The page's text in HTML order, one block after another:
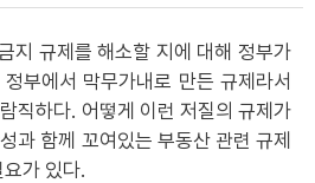
지 규제를 해소할 지에 대해 정부가
부에서 막무가내로 만든 규제라서
직하다. 어떻게 이런 저질의 규제가
과 함께 꼬여있는 부동산 관련 규제
가 있다.